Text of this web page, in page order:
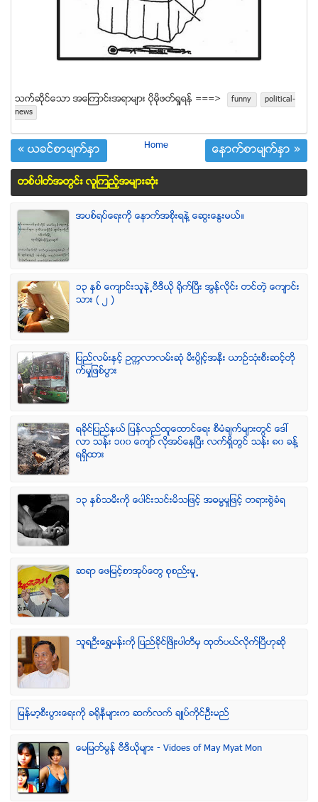
သက္ဆုိင္ေသာ အေၾကာင္းအရာမ်ား ပုိမုိဖတ္ရႈရန္ ===> funny
political-
news
« ယခင္စာမ်က္ႏွာ Home ေနာက္စာမ်က္ႏွာ »
တစ္ပါတ္အတြင္း လူၾကည့္အမ်ားဆံုး
အပစ္ရပ္ေရးကို ေနာက္အစိုးရနဲ႔ ေဆြးေႏြးမယ္။
၁၃ ႏွစ္ ေက်ာင္းသူနဲ႕ဗီဒီယို ရိုက္ျပီး အြန္လိုင္း တင္တဲ့ ေက်ာင္း
သား ( ၂ )
ျပည္လမ္းႏွင့္ ဥကၠလာလမ္းဆုံ မီးပြိဳင့္အနီး ယာဥ္သုံးစီးဆင့္တို
က္မႈျဖစ္ပြား
ရခုိင္ျပည္နယ္ ျပန္လည္ထူေထာင္ေရး စီမံခ်က္မ်ားတြင္ ေဒၚ
လာ သန္း ၁၀၀ ေက်ာ္ လုိအပ္ေနၿပီး လက္ရွိတြင္ သန္း ၈၀ ခန္႔
ရရွိထား
၁၃ ႏွစ္သမီးကို ေပါင္းသင္းမိသျဖင့္ အဓမၼမႈျဖင့္ တရားစြဲခံရ
ဆရာ ေဖျမင့္စာအုပ္ေတြ စုစည္းမူ႕
သူရဦးေရႊမန္းကို ျပည္ခိုင္ျဖိဳးပါတီမွ ထုတ္ပယ္လိုက္ျပီဟုဆို
ျမန္မာ့စီးပြားေရးကို ခရိုနီမ်ားက ဆက္လက္ ခ်ဳပ္ကိုင္ဥိီးမည္
ေမျမတ္မြန္ ဗီဒီယုိမ်ား - Vidoes of May Myat Mon